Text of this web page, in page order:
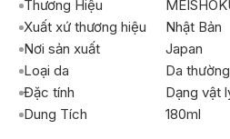
Thương Hiệu
Xuất xứ thương hiệu
Nhật Bản
Nơi sản xuất
Japan
Loại da
Da
Đặc tính
Dạng vật
Dung Tích
180ml